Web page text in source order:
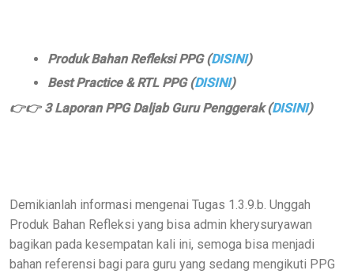
Produk Bahan Refleksi PPG (DISINI)
Best Practice & RTL PPG (DISINI)
👉👉 3 Laporan PPG Daljab Guru Penggerak (DISINI)
Demikianlah informasi mengenai Tugas 1.3.9.b. Unggah
Produk Bahan Refleksi yang bisa admin kherysuryawan
bagikan pada kesempatan kali ini, semoga bisa menjadi
bahan referensi bagi para guru yang sedang mengikuti PPG